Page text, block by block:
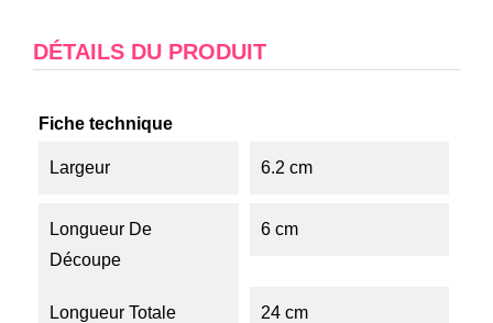
DÉTAILS DU PRODUIT
Fiche technique
Largeur 6.2 cm
Longueur De
Découpe
6 cm
Longueur Totale 24 cm